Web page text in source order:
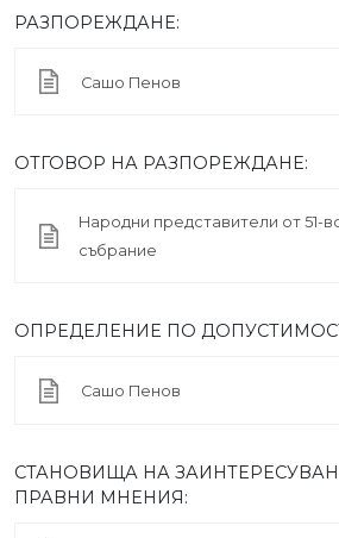
РАЗПОРЕЖДАНЕ:
Сашо Пенов
ОТГОВОР НА РАЗПОРЕЖДАНЕ:
Народни представители от 51-
събрание
ОПРЕДЕЛЕНИЕ ПО
Сашо Пенов
СТАНОВИЩА НА
ПРАВНИ МНЕНИЯ: